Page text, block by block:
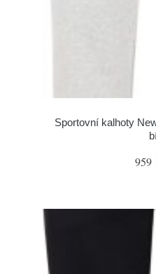
Sportovní kalhoty
959